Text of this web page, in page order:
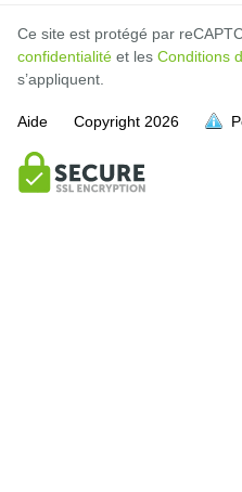
Ce site est protégé par
confidentialité et les Conditions
s’appliquent.
Aide Copyright 2026